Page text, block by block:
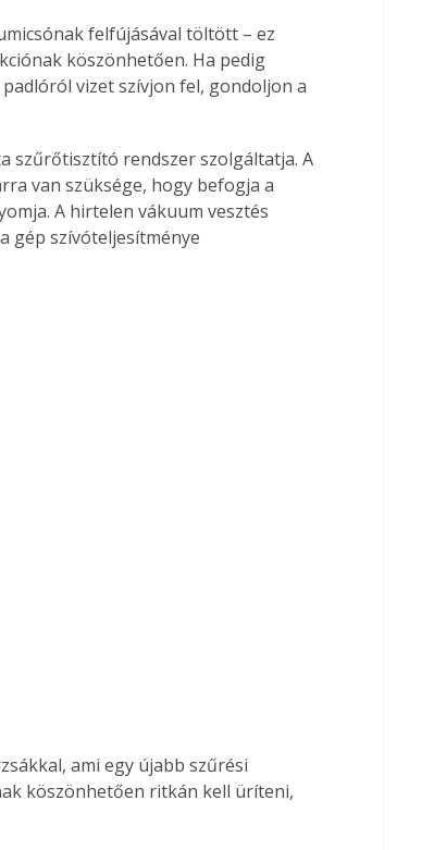
felfújásával töltött – ez
köszönhetően. Ha pedig
vizet szívjon fel, gondoljon a
szűrőtisztító rendszer szolgáltatja. A
van szüksége, hogy befogja a
A hirtelen vákuum vesztés
gép szívóteljesítménye
ami egy újabb szűrési
köszönhetően ritkán kell üríteni,